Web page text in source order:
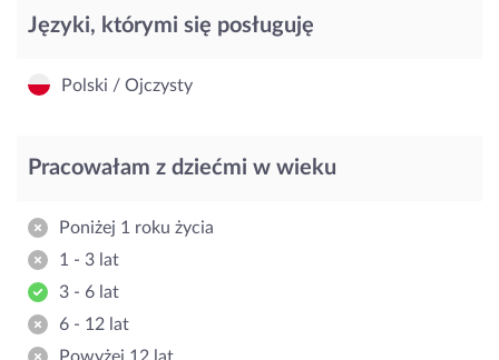
Języki, którymi się posługuję
Polski / Ojczysty
Pracowałam z dziećmi w wieku
Poniżej 1 roku życia
1 - 3 lat
3 - 6 lat
6 - 12 lat
Powyżej 12 lat